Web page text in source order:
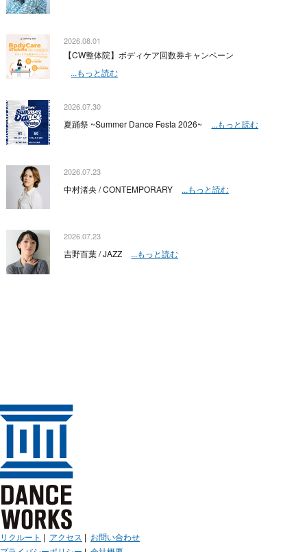
2026.08.01
【CW整体院】ボディケア回数券キャンペーン
...もっと読む
2026.07.30
夏踊祭 ~Summer Dance Festa 2026~ ...もっと読む
2026.07.23
中村渚央 / CONTEMPORARY ...もっと読む
2026.07.23
吉野百葉 / JAZZ ...もっと読む
リクルート | アクセス | お問い合わせ